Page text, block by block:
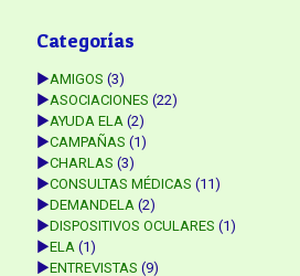
Categorías
►AMIGOS (3)
►ASOCIACIONES (22)
►AYUDA ELA (2)
►CAMPAÑAS (1)
►CHARLAS (3)
►CONSULTAS MÉDICAS (11)
►DEMANDELA (2)
►DISPOSITIVOS OCULARES (1)
►ELA (1)
►ENTREVISTAS (9)